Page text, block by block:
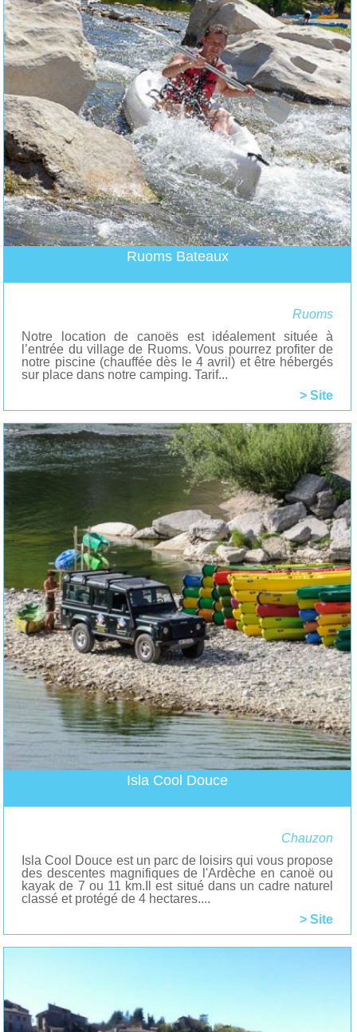
Ruoms Bateaux
Ruoms
Notre location de canoës est idéalement située à
l’entrée du village de Ruoms. Vous pourrez profiter de
notre piscine (chauffée dès le 4 avril) et être hébergés
sur place dans notre camping. Tarif...
> Site
Isla Cool Douce
Chauzon
Isla Cool Douce est un parc de loisirs qui vous propose
des descentes magnifiques de l'Ardèche en canoë ou
kayak de 7 ou 11 km.Il est situé dans un cadre naturel
classé et protégé de 4 hectares....
> Site